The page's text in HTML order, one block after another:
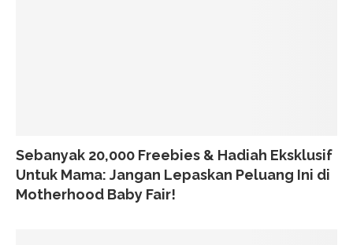
Sebanyak 20,000 Freebies & Hadiah Eksklusif
Untuk Mama: Jangan Lepaskan Peluang Ini di
Motherhood Baby Fair!